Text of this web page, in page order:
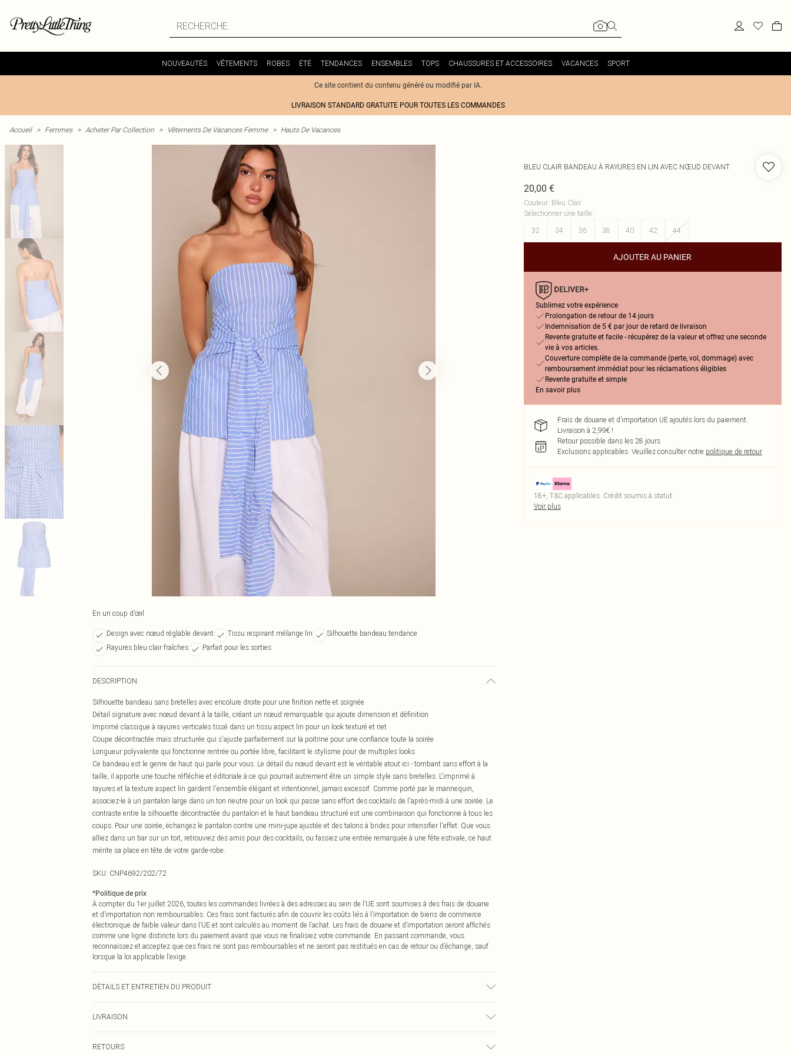
NOUVEAUTÉS VÊTEMENTS ROBES ÉTÉ TENDANCES ENSEMBLES TOPS CHAUSSURES ET ACCESSOIRES VACANCES SPORT
Ce site contient du contenu généré ou modifié par IA.
LIVRAISON STANDARD GRATUITE POUR TOUTES LES COMMANDES
Accueil > Femmes > Acheter Par Collection > Vêtements De Vacances Femme > Hauts De Vacances
En un coup d’œil
Design avec nœud réglable devant Tissu respirant mélange lin
Silhouette bandeau tendance
Rayures bleu clair fraîches
Parfait pour les sorties
DESCRIPTION
Silhouette bandeau sans bretelles avec encolure droite pour une finition nette et soignée
Détail signature avec nœud devant à la taille, créant un nœud remarquable qui ajoute dimension et définition
Imprimé classique à rayures verticales tissé dans un tissu aspect lin pour un look texturé et net
Coupe décontractée mais structurée qui s'ajuste parfaitement sur la poitrine pour une confiance toute la soirée
Longueur polyvalente qui fonctionne rentrée ou portée libre, facilitant le stylisme pour de multiples looks
Ce bandeau est le genre de haut qui parle pour vous. Le détail du nœud devant est le véritable atout ici - tombant sans effort à la
taille, il apporte une touche réfléchie et éditoriale à ce qui pourrait autrement être un simple style sans bretelles. L'imprimé à
rayures et la texture aspect lin gardent l'ensemble élégant et intentionnel, jamais excessif. Comme porté par le mannequin,
associez-le à un pantalon large dans un ton neutre pour un look qui passe sans effort des cocktails de l'après-midi à une soirée. Le
contraste entre la silhouette décontractée du pantalon et le haut bandeau structuré est une combinaison qui fonctionne à tous les
coups. Pour une soirée, échangez le pantalon contre une mini-jupe ajustée et des talons à brides pour intensifier l'effet. Que vous
alliez dans un bar sur un toit, retrouviez des amis pour des cocktails, ou fassiez une entrée remarquée à une fête estivale, ce haut
mérite sa place en tête de votre garde-robe.
SKU: CNP4692/202/72
*Politique de prix
À compter du 1er juillet 2026, toutes les commandes livrées à des adresses au sein de l’UE sont soumises à des frais de douane
et d’importation non remboursables. Ces frais sont facturés afin de couvrir les coûts liés à l’importation de biens de commerce
électronique de faible valeur dans l’UE et sont calculés au moment de l’achat. Les frais de douane et d’importation seront affichés
comme une ligne distincte lors du paiement avant que vous ne finalisiez votre commande. En passant commande, vous
reconnaissez et acceptez que ces frais ne sont pas remboursables et ne seront pas restitués en cas de retour ou d’échange, sauf
lorsque la loi applicable l’exige.
DÉTAILS ET ENTRETIEN DU PRODUIT
LIVRAISON
RETOURS
BLEU CLAIR BANDEAU À RAYURES EN LIN AVEC NŒUD DEVANT
20,00 €
Couleur: Bleu Clair
Sélectionner une taille:
32
34 36 38 40 42 44
AJOUTER AU PANIER
Sublimez votre expérience
Prolongation de retour de 14 jours
Indemnisation de 5 € par jour de retard de livraison
Revente gratuite et facile - récupérez de la valeur et offrez une seconde
vie à vos articles.
Couverture complète de la commande (perte, vol, dommage) avec
remboursement immédiat pour les réclamations éligibles
Revente gratuite et simple
En savoir plus
Frais de douane et d’importation UE ajoutés lors du paiement.
Livraison à 2,99€ !
Retour possible dans les 28 jours
Exclusions applicables. Veuillez consulter notre politique de retour
18+, T&C applicables. Crédit soumis à statut
Voir plus